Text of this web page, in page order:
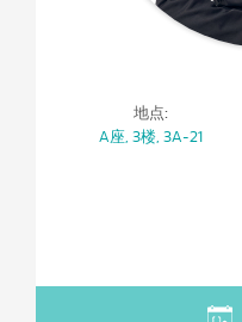
地点:
A座, 3楼, 3A-21